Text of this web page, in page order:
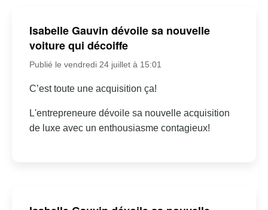
Isabelle Gauvin dévoile sa nouvelle
voiture qui décoiffe
Publié le vendredi 24 juillet à 15:01
C’est toute une acquisition ça!
L'entrepreneure dévoile sa nouvelle acquisition
de luxe avec un enthousiasme contagieux!